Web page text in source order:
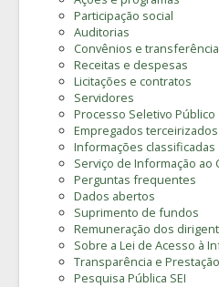
Participação social
Auditorias
Convênios e
Receitas e despesas
Licitações e contratos
Servidores
Processo Seletivo Público
Empregados terceirizados
Informações classificadas
Serviço de Informação ao
Perguntas frequentes
Dados abertos
Suprimento de fundos
Remuneração dos
Sobre a Lei de Acesso à
Transparência e
Pesquisa Pública SEI